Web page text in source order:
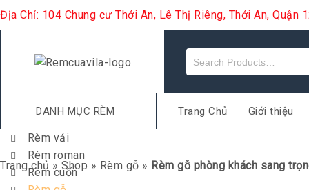
Địa Chỉ: 104 Chung cư Thới An, Lê Thị Riêng, Thới An, Quận
DANH MỤC RÈM
Rèm vải
Rèm roman
Rèm cuốn
Trang Chủ Giới thiệu
Trang chủ » Shop » Rèm gỗ » Rèm gỗ phòng khách sang